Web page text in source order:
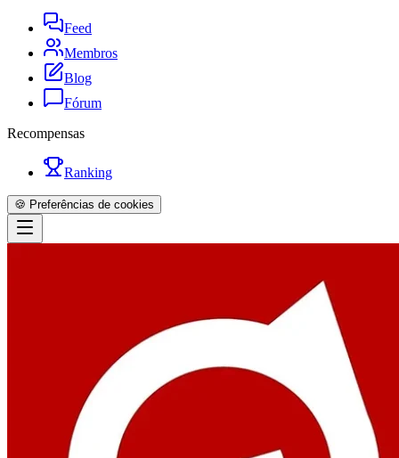
Feed
Membros
Blog
Fórum
Recompensas
Ranking
🍪 Preferências de cookies